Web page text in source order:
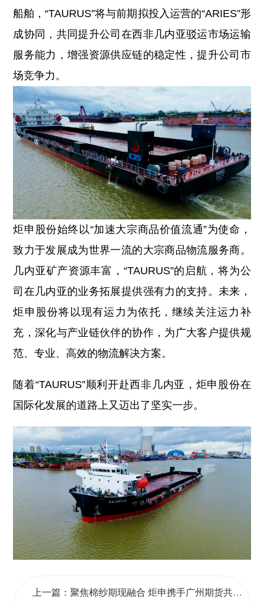
船舶，“TAURUS”将与前期拟投入运营的“ARIES”形
成协同，共同提升公司在西非几内亚驳运市场运输
服务能力，增强资源供应链的稳定性，提升公司市
场竞争力。
炬申股份始终以“加速大宗商品价值流通”为使命，
致力于发展成为世界一流的大宗商品物流服务商。
几内亚矿产资源丰富，“TAURUS”的启航，将为公
司在几内亚的业务拓展提供强有力的支持。未来，
炬申股份将以现有运力为依托，继续关注运力补
充，深化与产业链伙伴的协作，为广大客户提供规
范、专业、高效的物流解决方案。
随着“TAURUS”顺利开赴西非几内亚，炬申股份在
国际化发展的道路上又迈出了坚实一步。
上一篇：聚焦棉纱期现融合 炬申携手广州期货共筑产业“避风港”